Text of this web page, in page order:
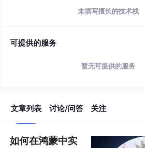
未填写擅长的技术栈
可提供的服务
暂无可提供的服务
文章列表 讨论/问答 关注
如何在鸿蒙中实